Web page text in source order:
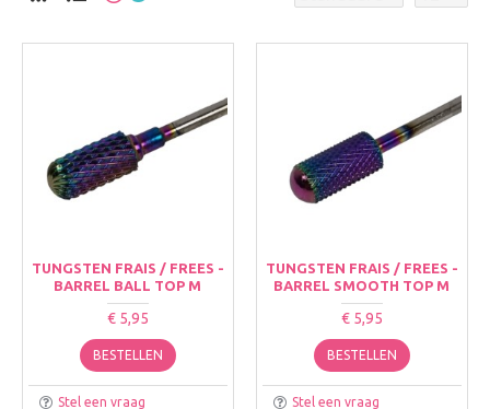
TUNGSTEN FRAIS / FREES -
BARREL BALL TOP M
€ 5,95
BESTELLEN
Stel een vraag
TUNGSTEN FRAIS / FREES -
BARREL SMOOTH TOP M
€ 5,95
BESTELLEN
Stel een vraag